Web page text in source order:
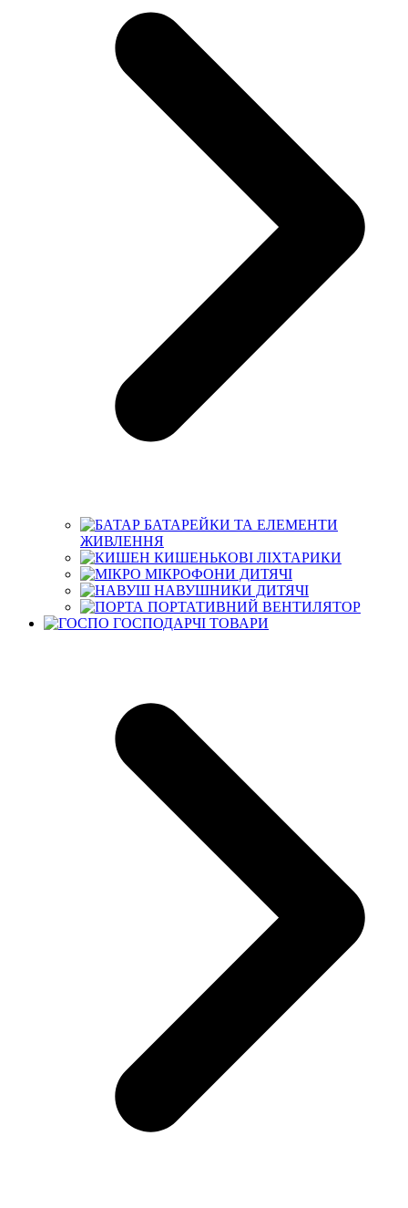
БАТАРЕЙКИ ТА ЕЛЕМЕНТИ
ЖИВЛЕННЯ
КИШЕНЬКОВІ ЛІХТАРИКИ
МІКРОФОНИ ДИТЯЧІ
НАВУШНИКИ ДИТЯЧІ
ПОРТАТИВНИЙ ВЕНТИЛЯТОР
ГОСПОДАРЧІ ТОВАРИ